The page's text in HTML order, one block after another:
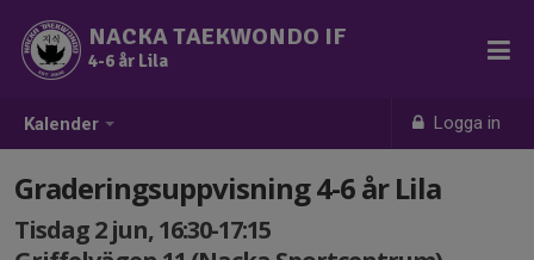
Kalender Logga in
NACKA TAEKWONDO IF
4-6 år Lila
Graderingsuppvisning 4-6 år Lila
Tisdag 2 jun, 16:30-17:15